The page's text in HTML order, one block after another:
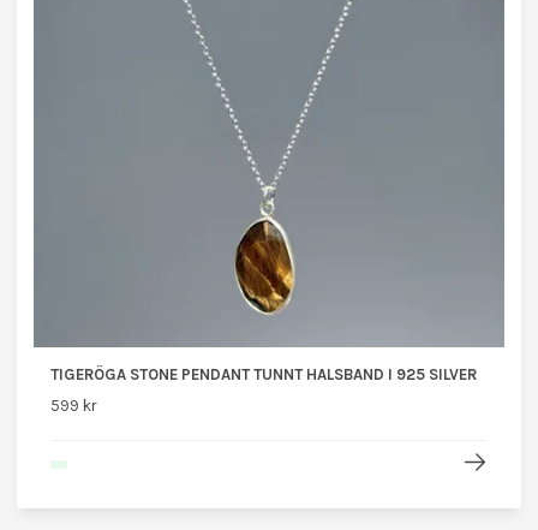
TIGERÖGA STONE PENDANT TUNNT HALSBAND I 925 SILVER
599 kr